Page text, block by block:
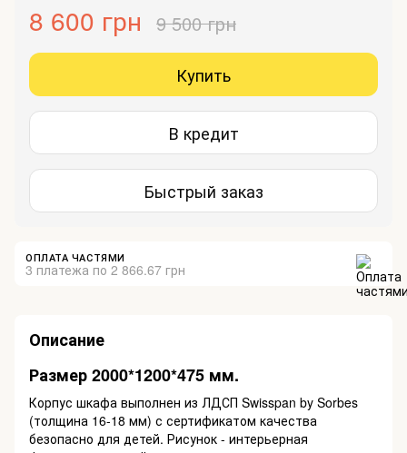
8 600 грн 9 500 грн
Купить
В кредит
Быстрый заказ
ОПЛАТА ЧАСТЯМИ
3 платежа по 2 866.67 грн
Описание
Размер 2000*1200*475 мм.
Корпус шкафа выполнен из ЛДСП Swisspan by Sorbes
(толщина 16-18 мм) с сертификатом качества
безопасно для детей. Рисунок - интерьерная